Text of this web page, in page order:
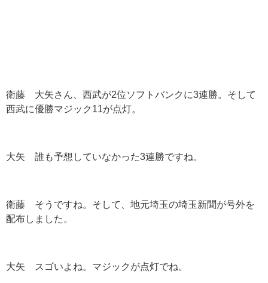
衛藤 大矢さん、西武が2位ソフトバンクに3連勝。そして
西武に優勝マジック11が点灯。
大矢 誰も予想していなかった3連勝ですね。
衛藤 そうですね。そして、地元埼玉の埼玉新聞が号外を
配布しました。
大矢 スゴいよね。マジックが点灯でね。